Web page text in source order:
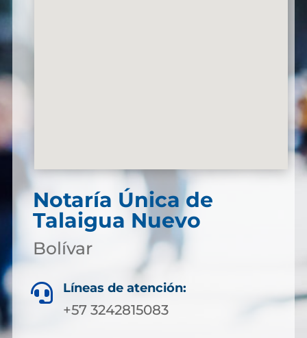
Notaría Única de
Talaigua Nuevo
Bolívar
 Líneas de atención:
+57 3242815083